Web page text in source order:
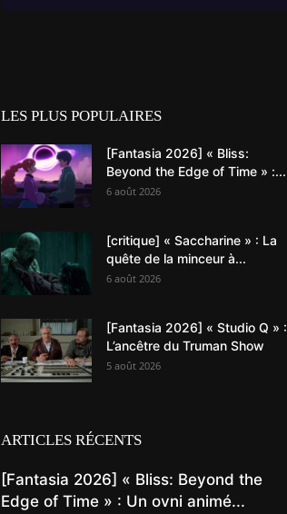
LES PLUS POPULAIRES
[Fantasia 2026] « Bliss:
Beyond the Edge of Time » :...
6 août 2026
[critique] « Saccharine » : La
quête de la minceur à...
6 août 2026
[Fantasia 2026] « Studio Q » :
L’ancêtre du Truman Show
5 août 2026
ARTICLES RÉCENTS
[Fantasia 2026] « Bliss: Beyond the
Edge of Time » : Un ovni animé...